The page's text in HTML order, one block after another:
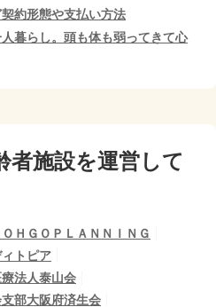
約形態や支払い方法
暮らし。頭も体も弱ってきて心
者施設を運営して
ＨＧＯＰＬＡＮＮＩＮＧ
トピア
療法人泰山会
部大阪府済生会